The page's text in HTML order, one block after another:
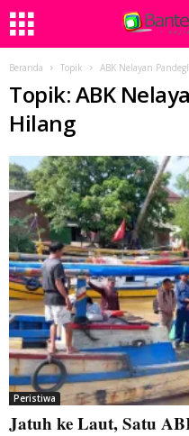
Beranda Topik ABK Nelayan
Topik: ABK
Hilang
Peristiwa
Jatuh ke Laut, Satu